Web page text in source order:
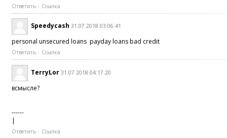
Ответить Ссылка
Speedycash 31.07.2018 03:06:41
personal unsecured loans payday loans bad credit
Ответить Ссылка
TerryLor 31.07.2018 04:17:20
всмысле?
------
|
Ответить Ссылка